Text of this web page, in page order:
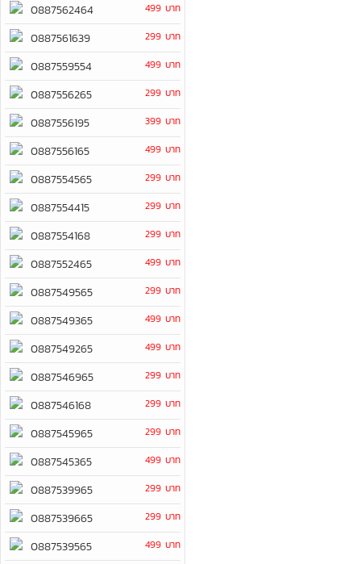
0887562464 499 บาท
0887561639 299 บาท
0887559554 499 บาท
0887556265 299 บาท
0887556195 399 บาท
0887556165 499 บาท
0887554565 299 บาท
0887554415 299 บาท
0887554168 299 บาท
0887552465 499 บาท
0887549565 299 บาท
0887549365 499 บาท
0887549265 499 บาท
0887546965 299 บาท
0887546168 299 บาท
0887545965 299 บาท
0887545365 499 บาท
0887539965 299 บาท
0887539665 299 บาท
0887539565 499 บาท